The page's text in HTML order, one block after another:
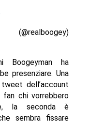
Boogeyman ha
presenziare. Una
dell’account
fan chi vorrebbero
la seconda è
sembra fissare